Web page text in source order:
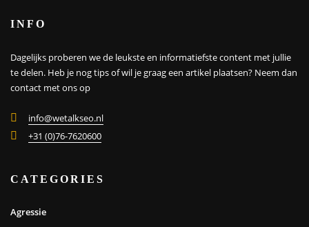
INFO
Dagelijks proberen we de leukste en informatiefste content met jullie
te delen. Heb je nog tips of wil je graag een artikel plaatsen? Neem dan
contact met ons op
info@wetalkseo.nl
+31 (0)76-7620600
CATEGORIES
Agressie